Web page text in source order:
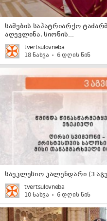
სამების საპატრიარქო
აღევლინა, სიონის...
tvertsulovneba
18 ნახვა
6 დღის წინ
საეკლესიო კალენდარი (3
tvertsulovneba
10 ნახვა
6 დღის წინ